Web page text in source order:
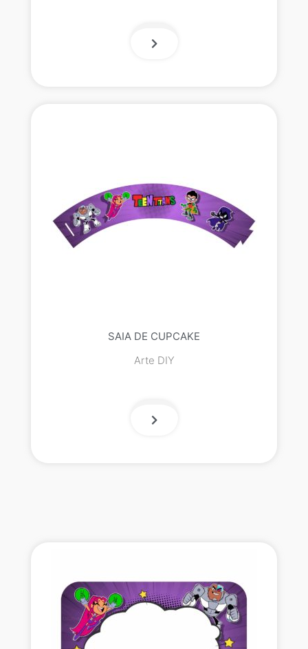
SAIA DE CUPCAKE
Arte DIY